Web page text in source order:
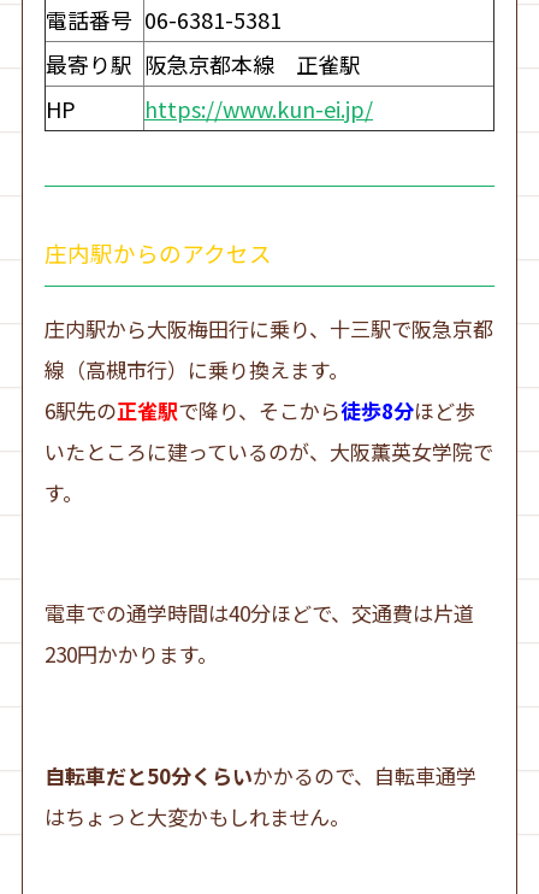
電話番号 06-6381-5381
最寄り駅 阪急京都本線 正雀駅
HP
https://www.kun-ei.jp/
庄内駅からのアクセス
庄内駅から大阪梅田行に乗り、十三駅で阪急京都
線（高槻市行）に乗り換えます。
6駅先の正雀駅で降り、そこから徒歩8分ほど歩
いたところに建っているのが、大阪薫英女学院で
す。
電車での通学時間は40分ほどで、交通費は片道
230円かかります。
自転車だと50分くらいかかるので、自転車通学
はちょっと大変かもしれません。